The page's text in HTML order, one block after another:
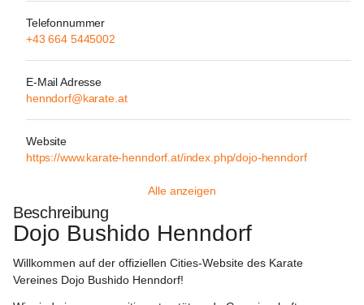
Telefonnummer
+43 664 5445002
E-Mail Adresse
henndorf@karate.at
Website
https://www.karate-henndorf.at/index.php/dojo-henndorf
Alle anzeigen
Beschreibung
Dojo Bushido Henndorf
Willkommen auf der offiziellen Cities-Website des Karate
Vereines Dojo Bushido Henndorf!